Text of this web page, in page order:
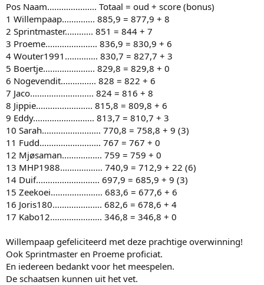
Pos Naam..................... Totaal = oud + score (bonus)
1 Willempaap.............. 885,9 = 877,9 + 8
2 Sprintmaster............ 851 = 844 + 7
3 Proeme...................... 836,9 = 830,9 + 6
4 Wouter1991.............. 830,7 = 827,7 + 3
5 Boertje...................... 829,8 = 829,8 + 0
6 Nogevendit............... 828 = 822 + 6
7 Jaco........................... 824 = 816 + 8
8 Jippie........................ 815,8 = 809,8 + 6
9 Eddy.......................... 813,7 = 810,7 + 3
10 Sarah......................... 770,8 = 758,8 + 9 (3)
11 Fudd.......................... 767 = 767 + 0
12 Mjøsaman................. 759 = 759 + 0
13 MHP1988.................. 740,9 = 712,9 + 22 (6)
14 Duif........................... 697,9 = 685,9 + 9 (3)
15 Zeekoei...................... 683,6 = 677,6 + 6
16 Joris180..................... 682,6 = 678,6 + 4
17 Kabo12...................... 346,8 = 346,8 + 0
Willempaap gefeliciteerd met deze prachtige overwinning!
Ook Sprintmaster en Proeme proficiat.
En iedereen bedankt voor het meespelen.
De schaatsen kunnen uit het vet.